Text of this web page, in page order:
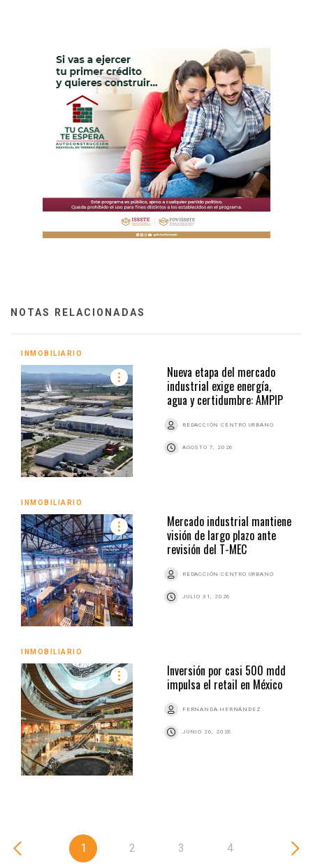
NOTAS RELACIONADAS
INMOBILIARIO
Nueva etapa del mercado
industrial exige energía,
agua y certidumbre: AMPIP
REDACCIÓN CENTRO URBANO
AGOSTO 7, 2026
INMOBILIARIO
Mercado industrial mantiene
visión de largo plazo ante
revisión del T-MEC
REDACCIÓN CENTRO URBANO
JULIO 31, 2026
INMOBILIARIO
Inversión por casi 500 mdd
impulsa el retail en México
FERNANDA HERNÁNDEZ
JUNIO 26, 2026
1 2 3 4